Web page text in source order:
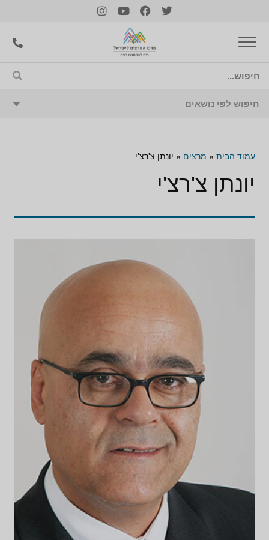
עמוד הבית » מרצים » יונתן צ'רצ'י
יונתן צ'רצ'י